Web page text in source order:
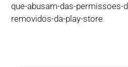
que-abusam-das-permissoes-
removidos-da-play-store